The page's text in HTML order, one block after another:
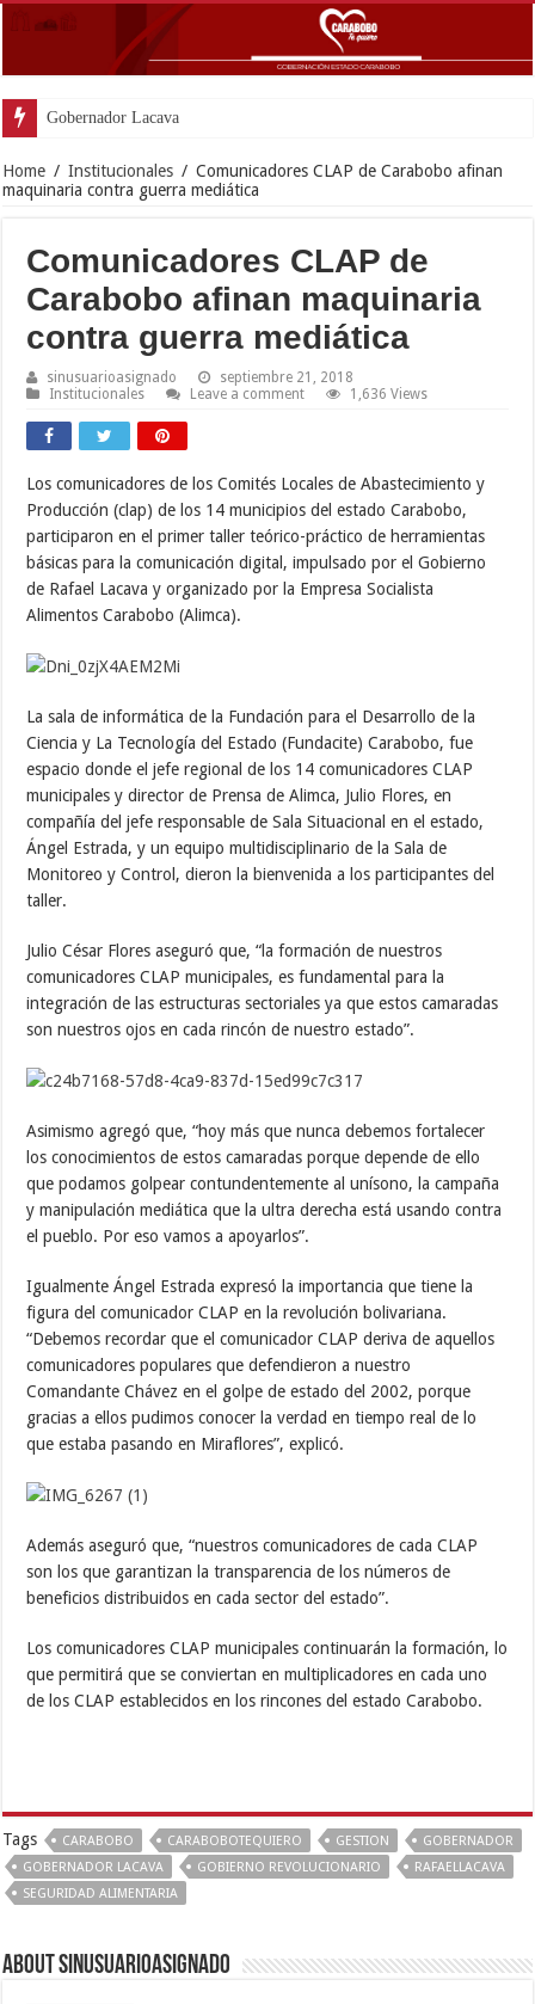
Gobernador Lacava y alcaldesa Riera supervisaron av
Home / Institucionales / Comunicadores CLAP de Carabobo afinan
maquinaria contra guerra mediática
Comunicadores CLAP de
Carabobo afinan maquinaria
contra guerra mediática
sinusuarioasignado
septiembre 21, 2018
Institucionales
Leave a comment 1,636 Views
Los comunicadores de los Comités Locales de Abastecimiento y
Producción (clap) de los 14 municipios del estado Carabobo,
participaron en el primer taller teórico-práctico de herramientas
básicas para la comunicación digital, impulsado por el Gobierno
de Rafael Lacava y organizado por la Empresa Socialista
Alimentos Carabobo (Alimca).
La sala de informática de la Fundación para el Desarrollo de la
Ciencia y La Tecnología del Estado (Fundacite) Carabobo, fue
espacio donde el jefe regional de los 14 comunicadores CLAP
municipales y director de Prensa de Alimca, Julio Flores, en
compañía del jefe responsable de Sala Situacional en el estado,
Ángel Estrada, y un equipo multidisciplinario de la Sala de
Monitoreo y Control, dieron la bienvenida a los participantes del
taller.
Julio César Flores aseguró que, “la formación de nuestros
comunicadores CLAP municipales, es fundamental para la
integración de las estructuras sectoriales ya que estos camaradas
son nuestros ojos en cada rincón de nuestro estado”.
Asimismo agregó que, “hoy más que nunca debemos fortalecer
los conocimientos de estos camaradas porque depende de ello
que podamos golpear contundentemente al unísono, la campaña
y manipulación mediática que la ultra derecha está usando contra
el pueblo. Por eso vamos a apoyarlos”.
Igualmente Ángel Estrada expresó la importancia que tiene la
figura del comunicador CLAP en la revolución bolivariana.
“Debemos recordar que el comunicador CLAP deriva de aquellos
comunicadores populares que defendieron a nuestro
Comandante Chávez en el golpe de estado del 2002, porque
gracias a ellos pudimos conocer la verdad en tiempo real de lo
que estaba pasando en Miraflores”, explicó.
Además aseguró que, “nuestros comunicadores de cada CLAP
son los que garantizan la transparencia de los números de
beneficios distribuidos en cada sector del estado”.
Los comunicadores CLAP municipales continuarán la formación, lo
que permitirá que se conviertan en multiplicadores en cada uno
de los CLAP establecidos en los rincones del estado Carabobo.
Tags CARABOBO CARABOBOTEQUIERO GESTION
GOBERNADOR
GOBERNADOR LACAVA
GOBIERNO REVOLUCIONARIO
RAFAELLACAVA
SEGURIDAD ALIMENTARIA
About sinusuarioasignado